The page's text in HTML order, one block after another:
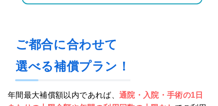
ご都合に合わせて
選べる補償プラン！
年間最大補償額以内であれば、 通院・入院・手術の1日